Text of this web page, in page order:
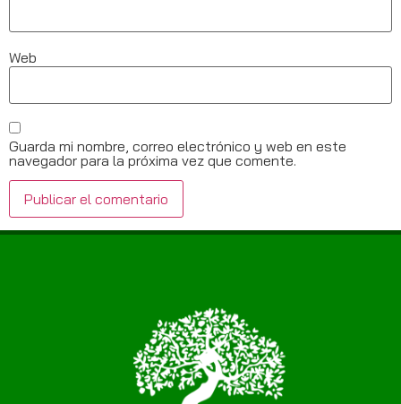
Web
Guarda mi nombre, correo electrónico y web en este
navegador para la próxima vez que comente.